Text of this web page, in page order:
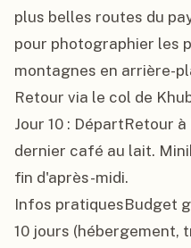
plus belles routes du
pour photographier les
montagnes en arrière-
Retour via le col de
Jour 10 : DépartRetour
dernier café au lait.
fin d'après-midi.
Infos pratiquesBudget
10 jours (hébergement,